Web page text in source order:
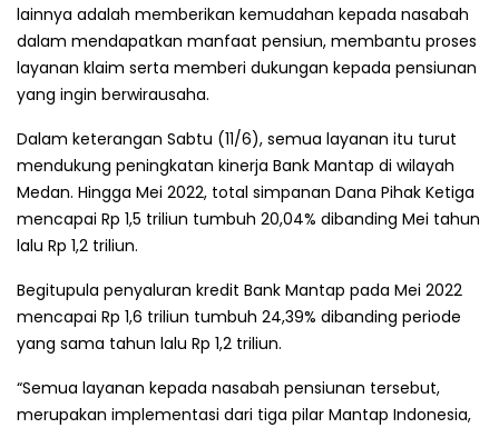
lainnya adalah memberikan kemudahan kepada nasabah
dalam mendapatkan manfaat pensiun, membantu proses
layanan klaim serta memberi dukungan kepada pensiunan
yang ingin berwirausaha.
Dalam keterangan Sabtu (11/6), semua layanan itu turut
mendukung peningkatan kinerja Bank Mantap di wilayah
Medan. Hingga Mei 2022, total simpanan Dana Pihak Ketiga
mencapai Rp 1,5 triliun tumbuh 20,04% dibanding Mei tahun
lalu Rp 1,2 triliun.
Begitupula penyaluran kredit Bank Mantap pada Mei 2022
mencapai Rp 1,6 triliun tumbuh 24,39% dibanding periode
yang sama tahun lalu Rp 1,2 triliun.
“Semua layanan kepada nasabah pensiunan tersebut,
merupakan implementasi dari tiga pilar Mantap Indonesia,